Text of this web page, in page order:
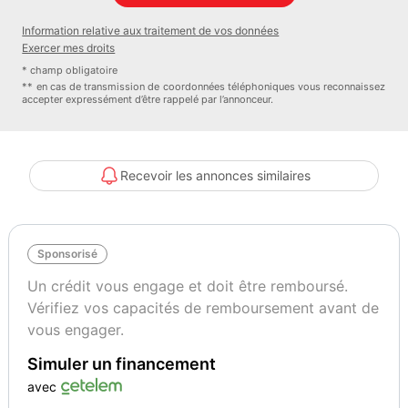
Gris Platinium (M)
Puissance réelle
136
Information relative aux traitement de vos données
Exercer mes droits
* champ obligatoire
** en cas de transmission de coordonnées téléphoniques vous reconnaissez
accepter expressément d’être rappelé par l’annonceur.
Recevoir les annonces similaires
Sponsorisé
Un crédit vous engage et doit être remboursé.
Vérifiez vos capacités de remboursement avant de
vous engager.
Simuler un financement
avec